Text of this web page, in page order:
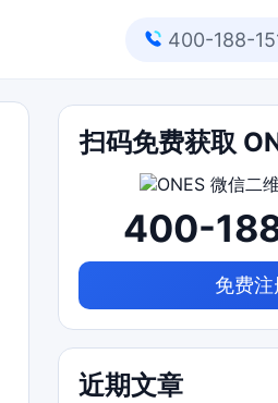
400-188-
扫码免费获取
400-
免费注
近期文章